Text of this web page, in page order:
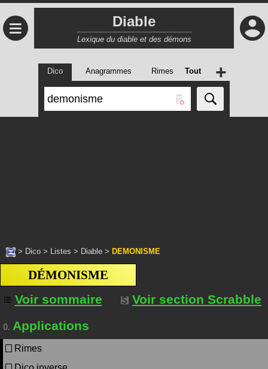
≡ Diable
Lexique du diable et des démons
Dico Anagrammes Rimes Tout +
> Dico > Listes > Diable > DEMONISME
DÉMONISME
Voir sommaire
Voir section Scrabble
0. Applications
Rimes